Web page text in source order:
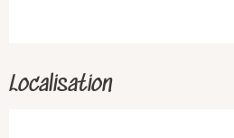
Localisation